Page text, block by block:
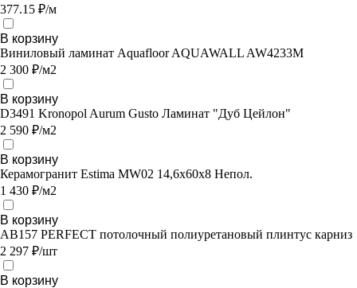
377.15 ₽/м
В корзину
Виниловый ламинат Aquafloor AQUAWALL AW4233M
2 300 ₽/м2
В корзину
D3491 Kronopol Aurum Gusto Ламинат "Дуб Цейлон"
2 590 ₽/м2
В корзину
Керамогранит Estima MW02 14,6x60x8 Непол.
1 430 ₽/м2
В корзину
AB157 PERFECT потолочный полиуретановый плинтус карниз
2 297 ₽/шт
В корзину